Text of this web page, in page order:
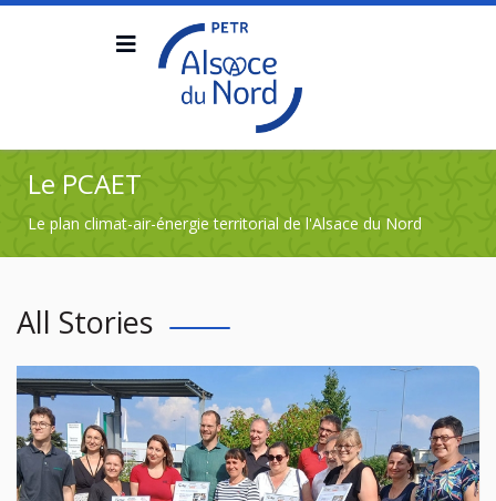
Le PCAET
Le plan climat-air-énergie territorial de l'Alsace du Nord
All Stories